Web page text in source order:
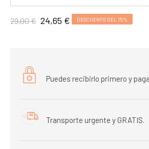
29,00 € 24,65 € DESCUENTO DEL 15%
Puedes recibirlo primero y
Transporte urgente y GRATIS.